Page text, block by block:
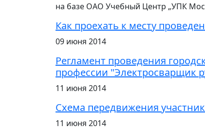
на базе ОАО Учебный Центр „УПК
Как проехать к месту
09 июня 2014
Регламент проведения
профессии "Электросварщик
11 июня 2014
Схема передвижения
11 июня 2014